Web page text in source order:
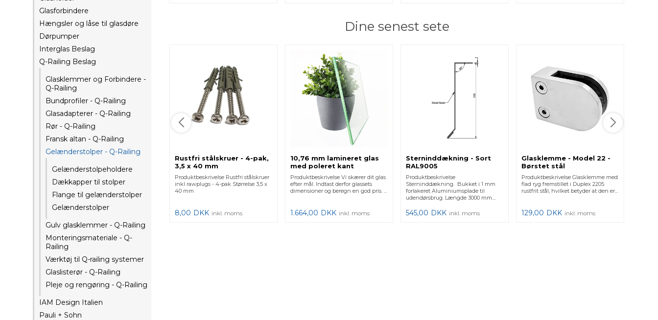
Glasforbindere
Hængsler og låse til glasdøre
Dørpumper
Interglas Beslag
Q-Railing Beslag
Glasklemmer og Forbindere -
Q-Railing
Bundprofiler - Q-Railing
Glasadapterer - Q-Railing
Rør - Q-Railing
Fransk altan - Q-Railing
Gelænderstolper - Q-Railing
Gelænderstolpeholdere
Dækkapper til stolper
Flange til gelænderstolper
Gelænderstolper
Gulv glasklemmer - Q-Railing
Monteringsmateriale - Q-
Railing
Værktøj til Q-railing systemer
Glaslisterør - Q-Railing
Pleje og rengøring - Q-Railing
IAM Design Italien
Pauli + Sohn
Dine senest sete
Rustfri stålskruer - 4-pak,
3,5 x 40 mm
Produktbeskrivelse Rustfri stålskruer
inkl rawplugs - 4-pak Størrelse 3,5 x
40 mm
8,00 DKK inkl. moms
10,76 mm lamineret glas
med poleret kant
Produktbeskrivelse Vi skærer dit glas
efter mål. Indtast derfor glassets
dimensioner og beregn en god pris. ...
1.664,00 DKK inkl. moms
Sterninddækning - Sort
RAL9005
Produktbeskrivelse
Sterninddækning. Bukket i 1 mm
forlakeret Aluminiumsplade til
udendørsbrug. Længde 3000 mm....
545,00 DKK inkl. moms
Glasklemme - Model 22 -
Børstet stål
Produktbeskrivelse Glasklemme med
flad ryg fremstillet i Duplex 2205
rustfrit stål, hvilket betyder at den er...
129,00 DKK inkl. moms